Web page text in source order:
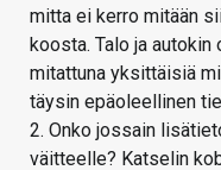
mitta ei kerro mitään
koosta. Talo ja
mitattuna yksittäisiä
täysin epäoleellinen
2. Onko jossain
väitteelle? Katselin